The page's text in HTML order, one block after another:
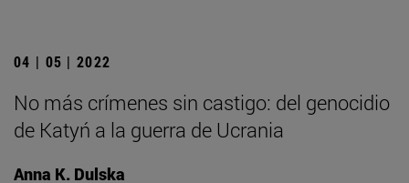
04 | 05 | 2022
No más crímenes sin castigo: del genocidio
de Katyń a la guerra de Ucrania
Anna K. Dulska